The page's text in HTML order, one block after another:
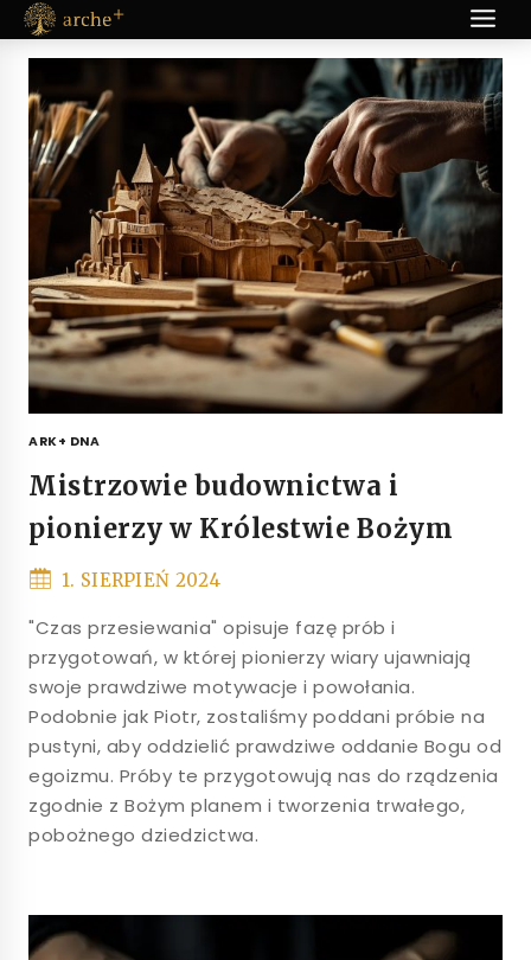
Przejdź
do
ARK+ DNA
Mistrzowie budownictwa i
pionierzy w Królestwie Bożym
1. SIERPIEŃ 2024
"Czas przesiewania" opisuje fazę prób i
przygotowań, w której pionierzy wiary ujawniają
swoje prawdziwe motywacje i powołania.
Podobnie jak Piotr, zostaliśmy poddani próbie na
pustyni, aby oddzielić prawdziwe oddanie Bogu od
egoizmu. Próby te przygotowują nas do rządzenia
zgodnie z Bożym planem i tworzenia trwałego,
pobożnego dziedzictwa.